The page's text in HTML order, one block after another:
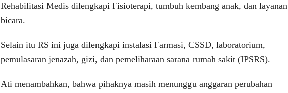
Rehabilitasi Medis dilengkapi Fisioterapi, tumbuh kembang anak, dan layanan
bicara.
Selain itu RS ini juga dilengkapi instalasi Farmasi, CSSD, laboratorium,
pemulasaran jenazah, gizi, dan pemeliharaan sarana rumah sakit (IPSRS).
Ati menambahkan, bahwa pihaknya masih menunggu anggaran perubahan